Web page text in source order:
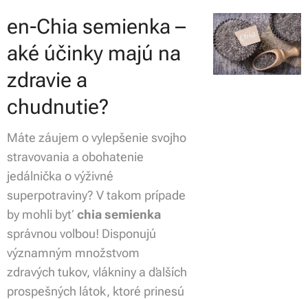
en-Chia semienka –
aké účinky majú na
zdravie a
chudnutie?
Máte záujem o vylepšenie svojho
stravovania a obohatenie
jedálnička o výživné
superpotraviny? V takom prípade
by mohli byť chia semienka
správnou voľbou! Disponujú
významným množstvom
zdravých tukov, vlákniny a ďalších
prospešných látok, ktoré prinesú